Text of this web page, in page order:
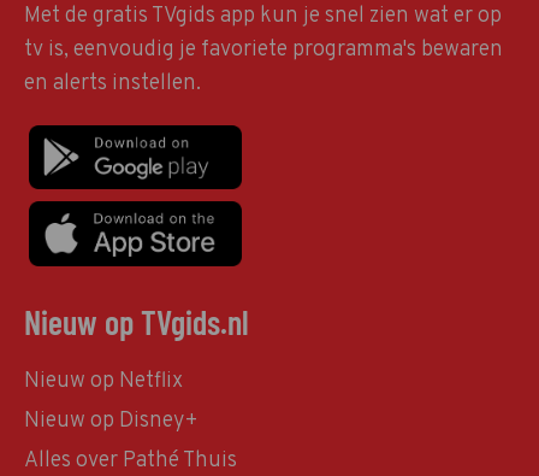
Met de gratis TVgids app kun je snel zien wat er op
tv is, eenvoudig je favoriete programma's bewaren
en alerts instellen.
Nieuw op TVgids.nl
Nieuw op Netflix
Nieuw op Disney+
Alles over Pathé Thuis